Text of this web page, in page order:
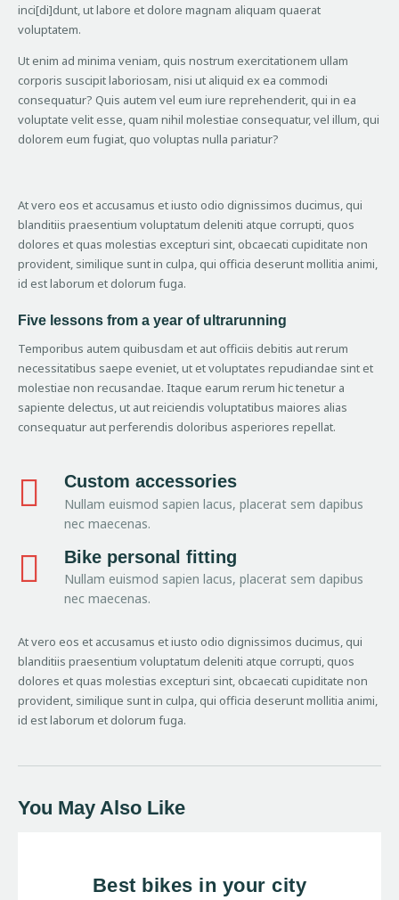
inci[di]dunt, ut labore et dolore magnam aliquam quaerat
voluptatem.
Ut enim ad minima veniam, quis nostrum exercitationem ullam
corporis suscipit laboriosam, nisi ut aliquid ex ea commodi
consequatur? Quis autem vel eum iure reprehenderit, qui in ea
voluptate velit esse, quam nihil molestiae consequatur, vel illum, qui
dolorem eum fugiat, quo voluptas nulla pariatur?
At vero eos et accusamus et iusto odio dignissimos ducimus, qui
blanditiis praesentium voluptatum deleniti atque corrupti, quos
dolores et quas molestias excepturi sint, obcaecati cupiditate non
provident, similique sunt in culpa, qui officia deserunt mollitia animi,
id est laborum et dolorum fuga.
Five lessons from a year of ultrarunning
Temporibus autem quibusdam et aut officiis debitis aut rerum
necessitatibus saepe eveniet, ut et voluptates repudiandae sint et
molestiae non recusandae. Itaque earum rerum hic tenetur a
sapiente delectus, ut aut reiciendis voluptatibus maiores alias
consequatur aut perferendis doloribus asperiores repellat.
Custom accessories
Nullam euismod sapien lacus, placerat sem dapibus
nec maecenas.
Bike personal fitting
Nullam euismod sapien lacus, placerat sem dapibus
nec maecenas.
At vero eos et accusamus et iusto odio dignissimos ducimus, qui
blanditiis praesentium voluptatum deleniti atque corrupti, quos
dolores et quas molestias excepturi sint, obcaecati cupiditate non
provident, similique sunt in culpa, qui officia deserunt mollitia animi,
id est laborum et dolorum fuga.
You May Also Like
Best bikes in your city